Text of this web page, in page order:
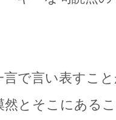
で言い表すこ
とそこにある